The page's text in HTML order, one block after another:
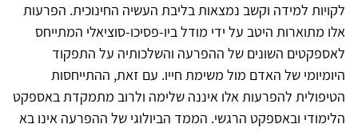
לקויות למידה וקשב נמצאות בליבת העשיה החינוכית. הפרעות
אלו מתוארות היטב על ידי מודל ביו-פסיכו-סוציאלי המתייחס
לאספקטים השונים של ההפרעה והשלכותיה על התפקוד
היומיומי של האדם מול משימת חייו. עם זאת, ההתייחסות
הטיפולית להפרעות אלו איננה שלימה ולרוב מתמקדת באספקט
הלימודי ובאספקט הרגשי. הממד הביולוגי של ההפרעה אינו בא